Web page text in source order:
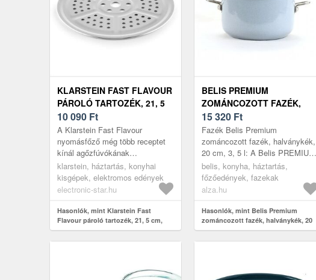
KLARSTEIN FAST FLAVOUR
PÁROLÓ TARTOZÉK, 21, 5
CM, ALUMÍNIUM
10 090 Ft
A Klarstein Fast Flavour
nyomásfőző még több receptet
kínál agőzfúvókának
köszönhetően. Használja a
gyorsfőző steam-funkcióját,
párolja gyorsan és ...
klarstein, háztartás, konyhai
kisgépek, elektromos edények
electronic-star.hu
Hasonlók, mint Klarstein Fast
Flavour pároló tartozék, 21, 5 cm,
alumínium
BELIS PREMIUM
ZOMÁNCOZOTT FAZÉK,
HALVÁNYKÉK, 20 CM, 3, 5 L
15 320 Ft
Fazék Belis Premium
zománcozott fazék, halványkék,
20 cm, 3, 5 l: A Belis PREMIUM
sorozat fazeka a hagyományos
dizájn és a modern funkcionalitás
tö...
belis, konyha, háztartás,
főzőedények, fazekak
alza.hu
Hasonlók, mint Belis Premium
zománcozott fazék, halványkék, 20
cm, 3, 5 l